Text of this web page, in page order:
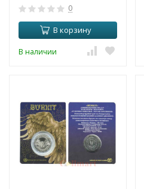
0
В корзину
В наличии